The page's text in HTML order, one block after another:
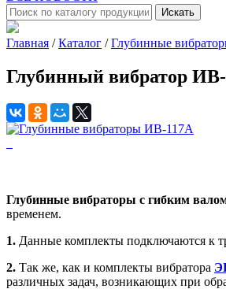
Искать
Главная / Каталог / Глубинные
Глубинный вибратор
Глубинные вибраторы с гибким
временем.
1. Данные комплекты подключаются к
2. Так же, как и комплекты вибратора
различных задач, возникающих при